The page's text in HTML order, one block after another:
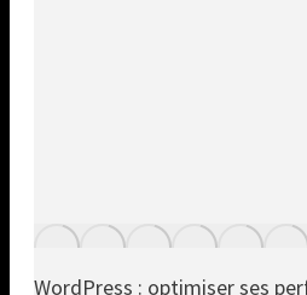
WordPress : optimiser ses